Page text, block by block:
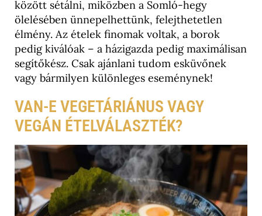
között sétálni, miközben a Somló-hegy
ölelésében ünnepelhettünk, felejthetetlen
élmény. Az ételek finomak voltak, a borok
pedig kiválóak – a házigazda pedig maximálisan
segítőkész. Csak ajánlani tudom esküvőnek
vagy bármilyen különleges eseménynek!
VAN-E VEGETÁRIÁNUS VAGY
VEGÁN ÉTELVÁLASZTÉK?